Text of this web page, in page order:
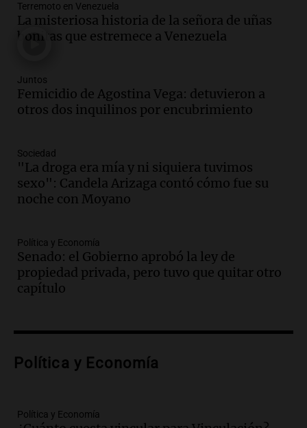
Episodios
Audio.La justicia investiga una estafa
millonaria a través de una financiera en
Panorama Federal
Episodios
Audio.Cómo serán los desalojos exprés
ley de propiedad privada
Ahora país
Episodios
Audio. Se inaugura la décimo primera
Panorama Federal
Episodios
Audio.Se atrincheró la intendenta
interina de Villa Santa Cruz del Lago
Audio.Anuncian los ganadores de
Noticias
Episodios
Terremoto en Venezuela
La misteriosa historia de la señora de uñas
bonitas que estremece a Venezuela
Juntos
Femicidio de Agostina Vega: detuvieron a
otros dos inquilinos por encubrimiento
Sociedad
"La droga era mía y ni siquiera tuvimos
sexo": Candela Arizaga contó cómo fue su
noche con Moyano
Política y Economía
Senado: el Gobierno aprobó la ley de
propiedad privada, pero tuvo que quitar otro
capítulo
Política y Economía
Política y Economía